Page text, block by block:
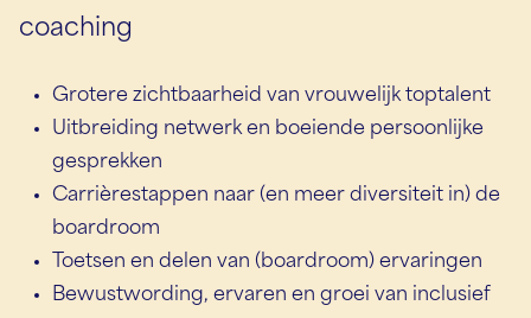
coaching
Grotere zichtbaarheid van vrouwelijk toptalent
Uitbreiding netwerk en boeiende persoonlijke
gesprekken
Carrièrestappen naar (en meer diversiteit in) de
boardroom
Toetsen en delen van (boardroom) ervaringen
Bewustwording, ervaren en groei van inclusief